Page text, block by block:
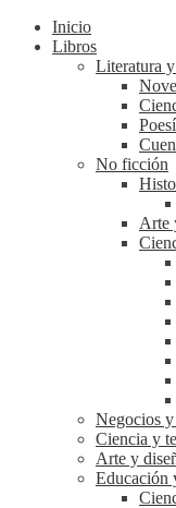
Inicio
Libros
Literatura
No ficción
Arte
Negocios
Ciencia y
Arte y
Educación